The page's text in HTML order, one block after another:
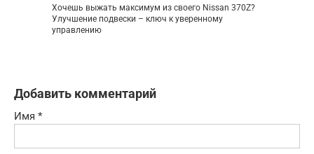
Хочешь выжать максимум из своего Nissan 370Z?
Улучшение подвески – ключ к уверенному
управлению
Добавить комментарий
Имя *